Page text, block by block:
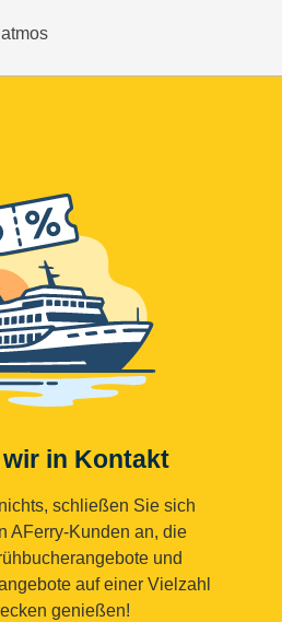
wir in Kontakt
schließen Sie sich
AFerry-Kunden an, die
und
auf einer Vielzahl
genießen!